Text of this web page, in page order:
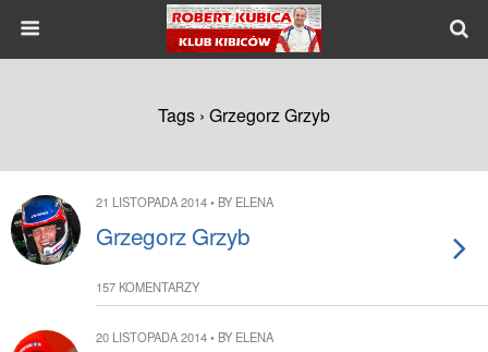
Tags › Grzegorz Grzyb
21 LISTOPADA 2014 • BY ELENA
Grzegorz Grzyb
157 KOMENTARZY
20 LISTOPADA 2014 • BY ELENA